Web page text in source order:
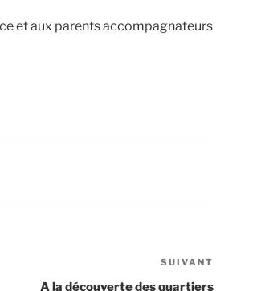
et aux parents accompagnateurs
suivant
SUIVANT
A la découverte des quartiers